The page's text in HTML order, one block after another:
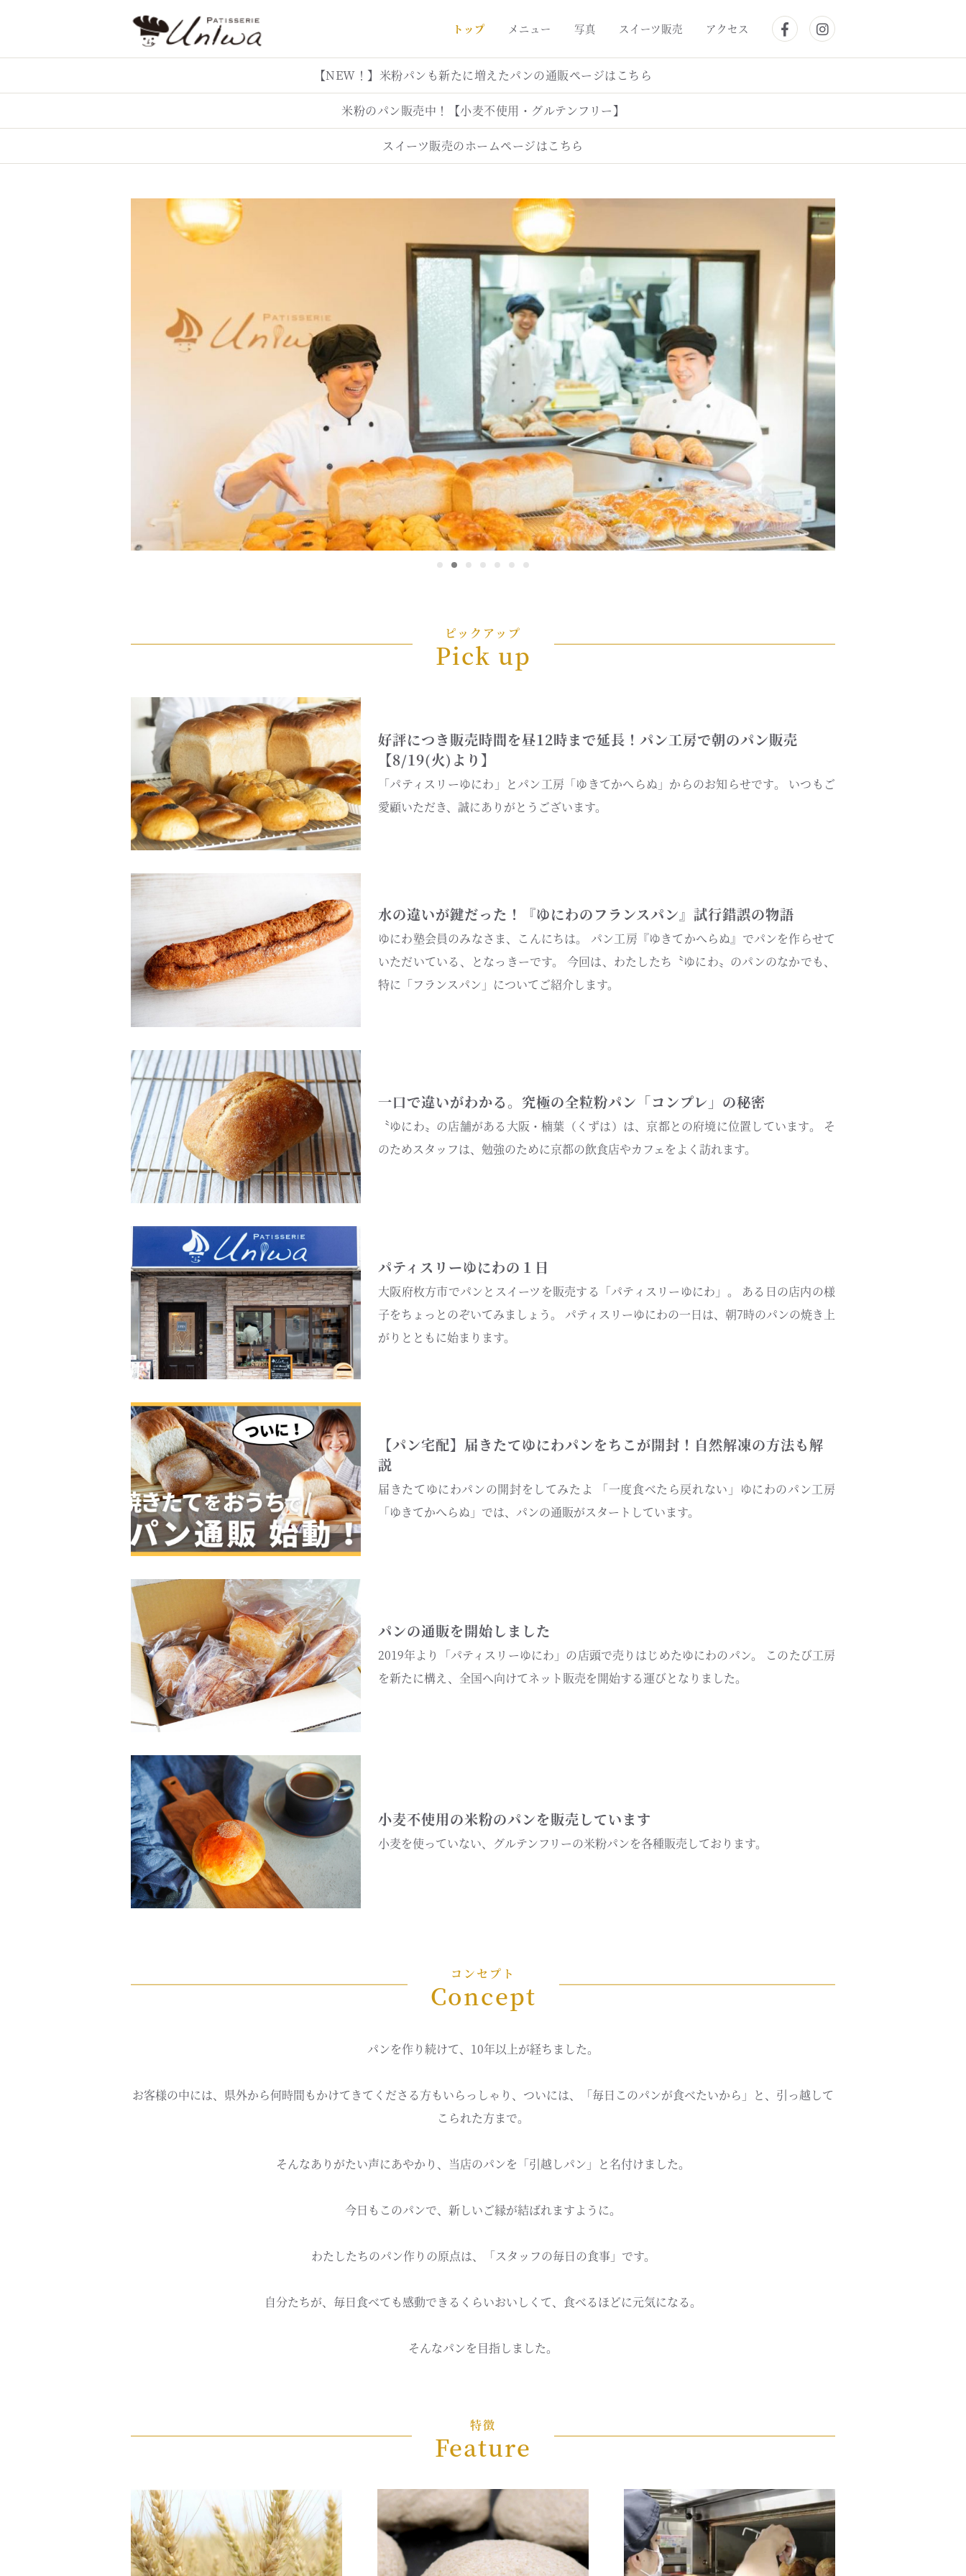
トップ メニュー 写真 スイーツ販売 アクセス
【NEW！】米粉パンも新たに増えたパンの通販ページはこちら
米粉のパン販売中！【小麦不使用・グルテンフリー】
スイーツ販売のホームページはこちら
ピックアップ
Pick up
好評につき販売時間を昼12時まで延長！パン工房で朝のパン販売
【8/19(火)より】
「パティスリーゆにわ」とパン工房「ゆきてかへらぬ」からのお知らせです。 いつもご
愛顧いただき、誠にありがとうございます。
水の違いが鍵だった！『ゆにわのフランスパン』試行錯誤の物語
ゆにわ塾会員のみなさま、こんにちは。 パン工房『ゆきてかへらぬ』でパンを作らせて
いただいている、となっきーです。 今回は、わたしたち〝ゆにわ〟のパンのなかでも、
特に「フランスパン」についてご紹介します。
一口で違いがわかる。究極の全粒粉パン「コンプレ」の秘密
〝ゆにわ〟の店舗がある大阪・楠葉（くずは）は、京都との府境に位置しています。 そ
のためスタッフは、勉強のために京都の飲食店やカフェをよく訪れます。
パティスリーゆにわの１日
大阪府枚方市でパンとスイーツを販売する「パティスリーゆにわ」。 ある日の店内の様
子をちょっとのぞいてみましょう。 パティスリーゆにわの一日は、朝7時のパンの焼き上
がりとともに始まります。
【パン宅配】届きたてゆにわパンをちこが開封！自然解凍の方法も解
説
届きたてゆにわパンの開封をしてみたよ 「一度食べたら戻れない」ゆにわのパン工房
「ゆきてかへらぬ」では、パンの通販がスタートしています。
パンの通販を開始しました
2019年より「パティスリーゆにわ」の店頭で売りはじめたゆにわのパン。 このたび工房
を新たに構え、全国へ向けてネット販売を開始する運びとなりました。
小麦不使用の米粉のパンを販売しています
小麦を使っていない、グルテンフリーの米粉パンを各種販売しております。
コンセプト
Concept
パンを作り続けて、10年以上が経ちました。
お客様の中には、県外から何時間もかけてきてくださる方もいらっしゃり、ついには、「毎日このパンが食べたいから」と、引っ越して
こられた方まで。
そんなありがたい声にあやかり、当店のパンを「引越しパン」と名付けました。
今日もこのパンで、新しいご縁が結ばれますように。
わたしたちのパン作りの原点は、「スタッフの毎日の食事」です。
自分たちが、毎日食べても感動できるくらいおいしくて、食べるほどに元気になる。
そんなパンを目指しました。
特徴
Feature